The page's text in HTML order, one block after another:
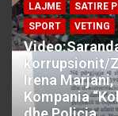
LAJME
SATIRE
SPORT
VETING
korrupsionit/
Irena Marjani,
Kompania